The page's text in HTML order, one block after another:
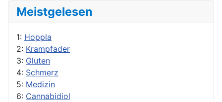
Meistgelesen
1: Hoppla
2: Krampfader
3: Gluten
4: Schmerz
5: Medizin
6: Cannabidiol